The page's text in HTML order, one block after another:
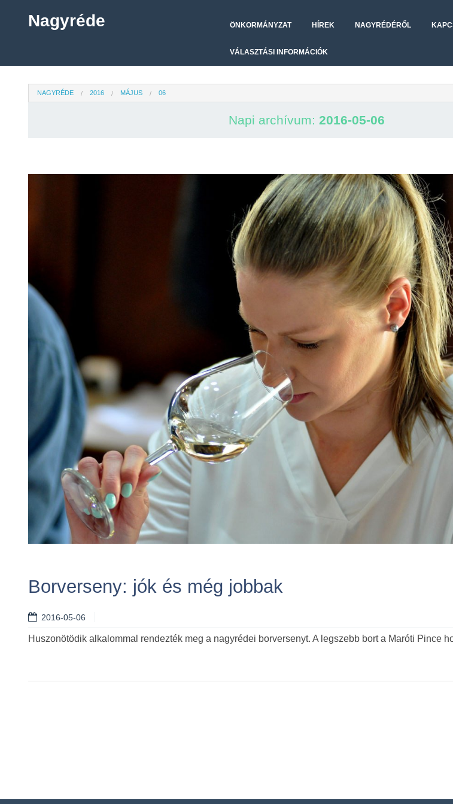
Nagyréde ÖNKORMÁNYZAT HÍREK NAGYRÉDÉRŐL
VÁLASZTÁSI INFORMÁCIÓK
NAGYRÉDE 2016 MÁJUS 06
Napi archívum: 2016-05-06
Borverseny: jók és még jobbak
2016-05-06
Huszonötödik alkalommal rendezték meg a nagyrédei borversenyt. A legszebb bort a Maróti Pince